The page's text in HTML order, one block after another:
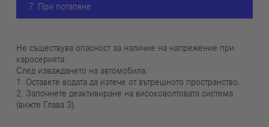
7. При потапяне
Не съществува опасност за наличие на напрежение при
каросерията.
След изваждането на автомобила:
1. Оставете водата да изтече от вътрешното пространство.
2. Започнете деактивиране на високоволтовата система
(вижте Глава 3).